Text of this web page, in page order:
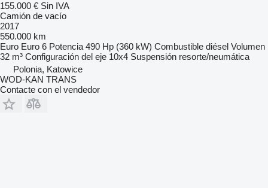
155.000 € Sin IVA
Camión de vacío
2017
550.000 km
Euro Euro 6 Potencia 490 Hp (360 kW) Combustible diésel Volumen
32 m³ Configuración del eje 10x4 Suspensión resorte/neumática
Polonia, Katowice
WOD-KAN TRANS
Contacte con el vendedor